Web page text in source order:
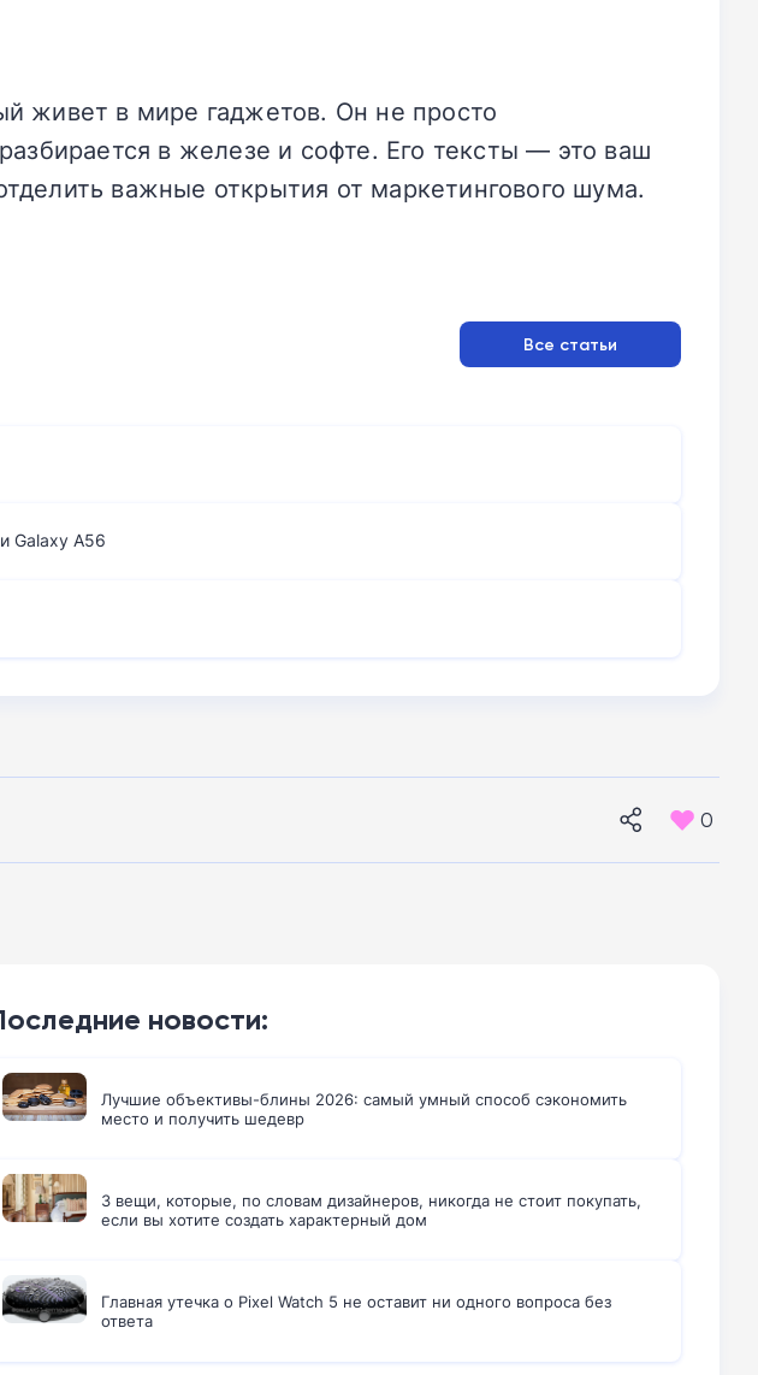
живет в мире гаджетов. Он не просто
в железе и софте. Его тексты — это ваш
важные открытия от маркетингового шума.
Все статьи
Galaxy A56
0
новости:
Лучшие объективы-блины 2026: самый умный способ сэкономить
место и получить шедевр
3 вещи, которые, по словам дизайнеров, никогда не стоит покупать,
если вы хотите создать характерный дом
Главная утечка о Pixel Watch 5 не оставит ни одного вопроса без
ответа